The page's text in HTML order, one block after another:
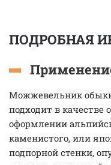
ПОДРОБНАЯ
Можжевельник
подходит в качестве
оформлении
каменистого, или
подпорной стенки,